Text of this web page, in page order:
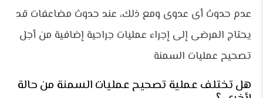
عدم حدوث أى عدوى ومع ذلك، عند حدوث مضاعفات قد
يحتاج المرضى إلى إجراء عمليات جراحية إضافية من أجل
تصحيح عمليات السمنة
هل تختلف عملية تصحيح عمليات السمنة من حالة